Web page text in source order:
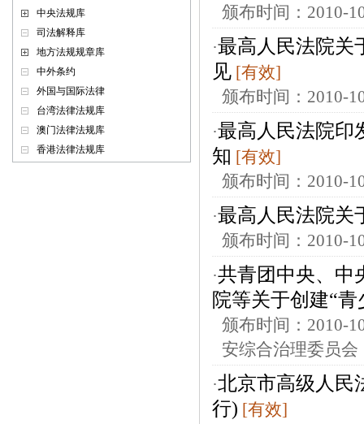
中央法规库
司法解释库
地方法规规章库
中外条约
外国与国际法律
台湾法律法规库
澳门法律法规库
香港法律法规库
颁布时间：2010-
·最高人民法院关
见 [有效]
颁布时间：2010-
·最高人民法院印
知 [有效]
颁布时间：2010-
·最高人民法院关
颁布时间：2010-
·共青团中央、中
院等关于创建“
颁布时间：2010-
安综合治理委员会
·北京市高级人民
行) [有效]